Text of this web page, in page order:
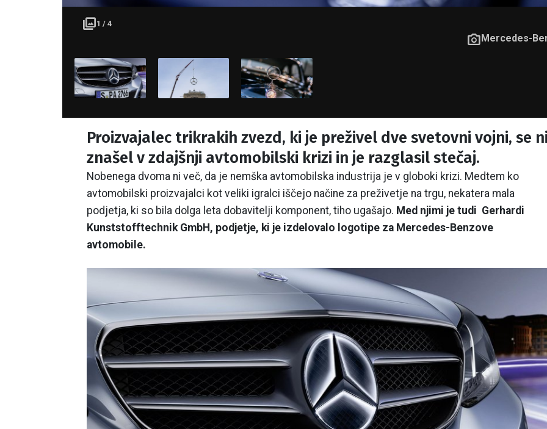
1 / 4
Mercedes-
Proizvajalec trikrakih zvezd, ki je preživel dve svetovni vojni, se
znašel v zdajšnji avtomobilski krizi in je razglasil stečaj.
Nobenega dvoma ni več, da je nemška avtomobilska industrija je v globoki krizi. Medtem ko
avtomobilski proizvajalci kot veliki igralci iščejo načine za preživetje na trgu, nekatera mala
podjetja, ki so bila dolga leta dobavitelji komponent, tiho ugašajo. Med njimi je tudi Gerhardi
Kunststofftechnik GmbH, podjetje, ki je izdelovalo logotipe za Mercedes-Benzove
avtomobile.